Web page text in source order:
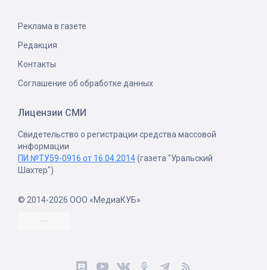
Реклама в газете
Редакция
Контакты
Соглашение об обработке данных
Лицензии СМИ
Свидетельство о регистрации средства массовой
информации
ПИ №ТУ59-0916 от 16.04.2014(газета "Уральский
Шахтер")
© 2014-2026 ООО «МедиаКУБ»